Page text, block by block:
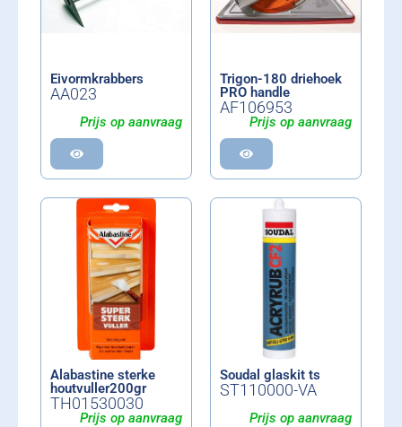
Eivormkrabbers
AA023
Prijs op aanvraag
Trigon-180 driehoek
PRO handle
AF106953
Prijs op aanvraag
Alabastine sterke
houtvuller200gr
TH01530030
Prijs op aanvraag
Soudal glaskit ts
ST110000-VA
Prijs op aanvraag